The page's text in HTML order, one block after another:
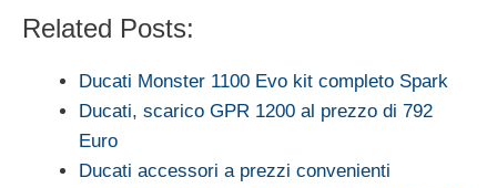
Related Posts:
Ducati Monster 1100 Evo kit completo Spark
Ducati, scarico GPR 1200 al prezzo di 792
Euro
Ducati accessori a prezzi convenienti